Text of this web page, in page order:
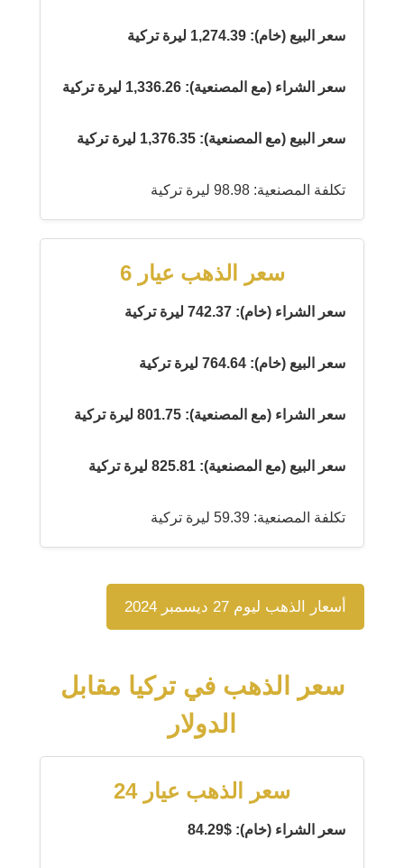
سعر البيع (خام): 1,274.39 ليرة تركية
سعر الشراء (مع المصنعية): 1,336.26 ليرة تركية
سعر البيع (مع المصنعية): 1,376.35 ليرة تركية
تكلفة المصنعية: 98.98 ليرة تركية
سعر الذهب عيار 6
سعر الشراء (خام): 742.37 ليرة تركية
سعر البيع (خام): 764.64 ليرة تركية
سعر الشراء (مع المصنعية): 801.75 ليرة تركية
سعر البيع (مع المصنعية): 825.81 ليرة تركية
تكلفة المصنعية: 59.39 ليرة تركية
أسعار الذهب ليوم 27 ديسمبر 2024
سعر الذهب في تركيا مقابل
الدولار
سعر الذهب عيار 24
سعر الشراء (خام): $84.29